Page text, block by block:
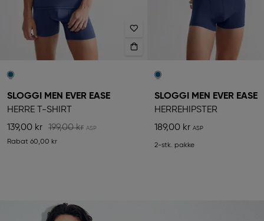
SLOGGI MEN EVER EASE
HERRE T-SHIRT
139,00 kr
199,00 kr
Rabat 60,00 kr
SLOGGI MEN EVER EASE
HERREHIPSTER
189,00 kr
2-stk. pakke